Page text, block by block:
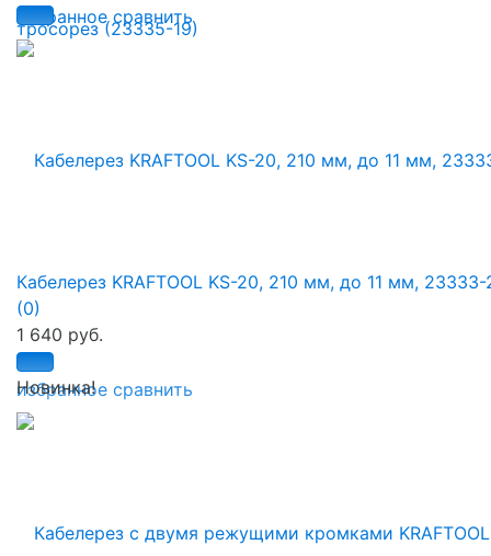
избранное сравнить
избранное сравнить
Кабелерез KRAFTOOL KS-20, 210 мм, до 11 мм, 23333-
(0)
1 640 руб.
Новинка!